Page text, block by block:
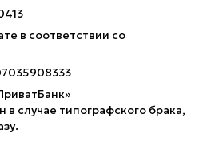
в соответствии со
в случае типографского брака,